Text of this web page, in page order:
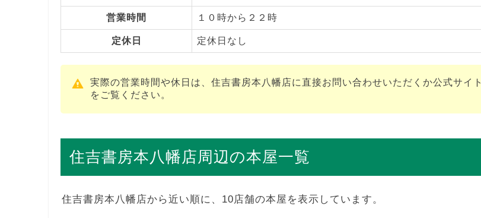
営業時間 １０時から２２時
定休日 定休日なし
実際の営業時間や休日は、住吉書房本八幡店に直接お問い合わせいただくか公式サイト
をご覧ください。
住吉書房本八幡店周辺の本屋一覧
住吉書房本八幡店から近い順に、10店舗の本屋を表示しています。